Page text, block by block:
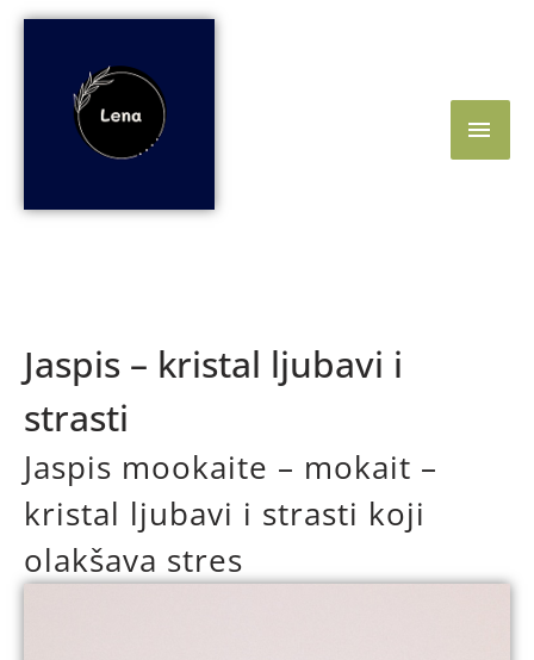
Skip
Jaspis – kristal ljubavi i
strasti
Jaspis mookaite – mokait –
kristal ljubavi i strasti koji
olakšava stres